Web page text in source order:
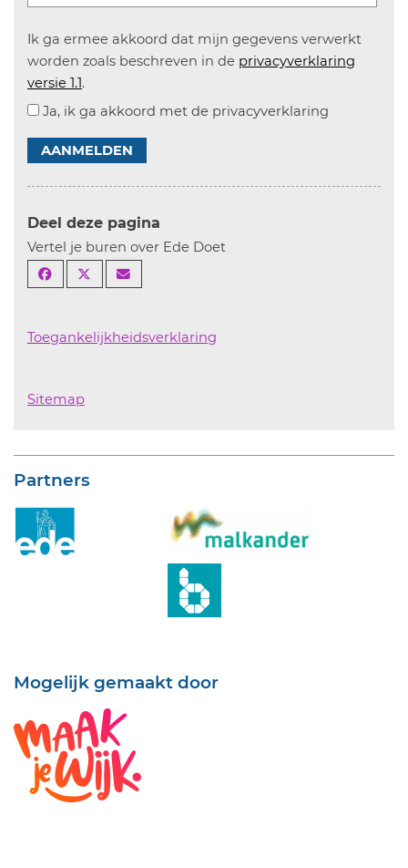
Ik ga ermee akkoord dat mijn gegevens verwerkt
worden zoals beschreven in de privacyverklaring
versie 1.1.
Ja, ik ga akkoord met de privacyverklaring
AANMELDEN
Deel deze pagina
Vertel je buren over Ede Doet
Toegankelijkheidsverklaring
Sitemap
Partners
Mogelijk gemaakt door